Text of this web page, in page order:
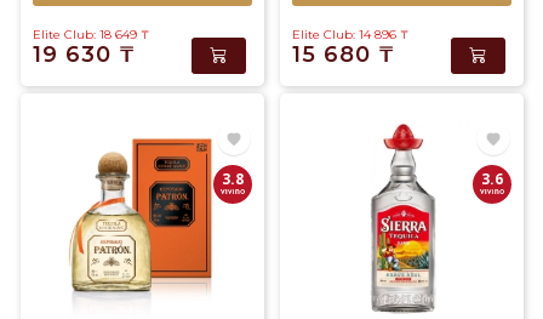
Elite Club: 18 649 ₸
19 630 ₸
Elite Club: 14 896 ₸
15 680 ₸
3.8 3.6